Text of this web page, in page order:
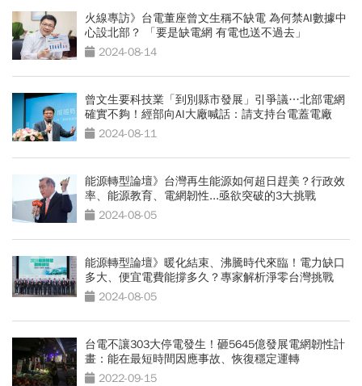
火線專訪》台電董座曾文生稱不缺電 為何禁AI數據中
心設北部？ 「要是缺電網 有電也送不過去」
2024-08-14
曾文生要科技業「到別縣市發展」引爭議…北部電網
確實不夠！經部向AI大廠喊話：請支持台電蓋電廠
2024-08-11
能源轉型論壇》台灣再生能源如何超日趕美？行政效
率、能源教育、電網韌性...亟欲突破的3大挑戰
2024-08-05
能源轉型論壇》暖化結束、沸騰時代來臨！電力缺口
多大、便宜電費能撐多久？專家解析淨零台灣挑戰
2024-08-05
台電不讓303大停電發生！砸5645億發展電網韌性計
畫：能在最短時間因應事故、恢復穩定運轉
2022-09-15